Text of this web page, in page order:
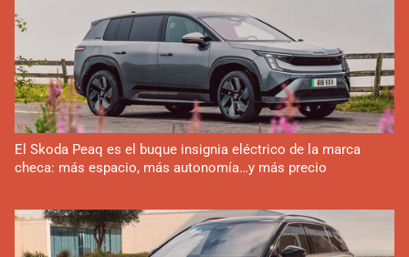
El Skoda Peaq es el buque insignia eléctrico de la marca
checa: más espacio, más autonomía…y más precio